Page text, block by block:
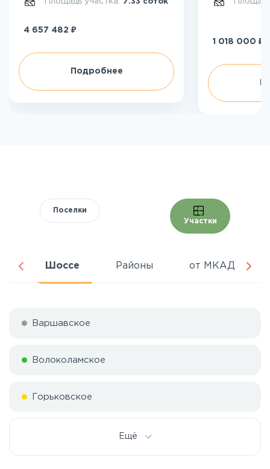
7.33 соток
4 657 482 ₽
Подробнее
1 018 000 ₽
Поселки
Участки
Шоссе Районы от МКАД
Варшавское
Волоколамское
Горьковское
Ещё